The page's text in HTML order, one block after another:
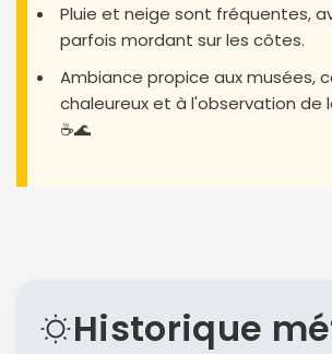
Pluie et neige sont fréquentes,
parfois mordant sur les côtes.
Ambiance propice aux musées,
chaleureux et à l'observation de
☕️🌊
Historique